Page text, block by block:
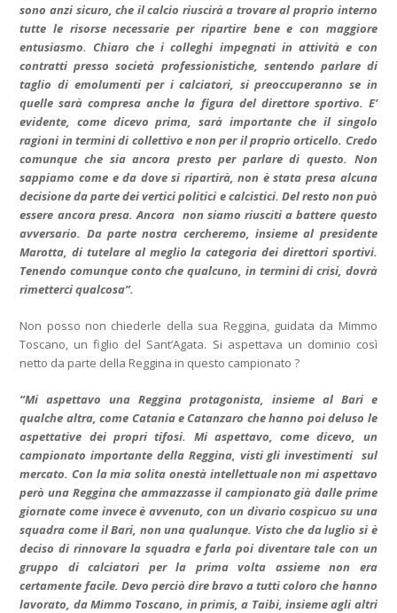
sono anzi sicuro, che il calcio riuscirà a trovare al proprio interno
tutte le risorse necessarie per ripartire bene e con maggiore
entusiasmo. Chiaro che i colleghi impegnati in attività e con
contratti presso società professionistiche, sentendo parlare di
taglio di emolumenti per i calciatori, si preoccuperanno se in
quelle sarà compresa anche la figura del direttore sportivo. E’
evidente, come dicevo prima, sarà importante che il singolo
ragioni in termini di collettivo e non per il proprio orticello. Credo
comunque che sia ancora presto per parlare di questo. Non
sappiamo come e da dove si ripartirà, non è stata presa alcuna
decisione da parte dei vertici politici e calcistici. Del resto non può
essere ancora presa. Ancora non siamo riusciti a battere questo
avversario. Da parte nostra cercheremo, insieme al presidente
Marotta, di tutelare al meglio la categoria dei direttori sportivi.
Tenendo comunque conto che qualcuno, in termini di crisi, dovrà
rimetterci qualcosa”.
Non posso non chiederle della sua Reggina, guidata da Mimmo
Toscano, un figlio del Sant’Agata. Si aspettava un dominio così
netto da parte della Reggina in questo campionato ?
“Mi aspettavo una Reggina protagonista, insieme al Bari e
qualche altra, come Catania e Catanzaro che hanno poi deluso le
aspettative dei propri tifosi. Mi aspettavo, come dicevo, un
campionato importante della Reggina, visti gli investimenti sul
mercato. Con la mia solita onestà intellettuale non mi aspettavo
però una Reggina che ammazzasse il campionato già dalle prime
giornate come invece è avvenuto, con un divario cospicuo su una
squadra come il Bari, non una qualunque. Visto che da luglio si è
deciso di rinnovare la squadra e farla poi diventare tale con un
gruppo di calciatori per la prima volta assieme non era
certamente facile. Devo perciò dire bravo a tutti coloro che hanno
lavorato, da Mimmo Toscano, in primis, a Taibi, insieme agli altri